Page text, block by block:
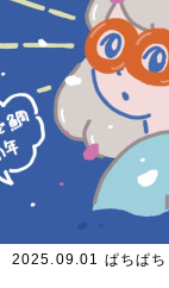
2025.09.01 ぱちぱち